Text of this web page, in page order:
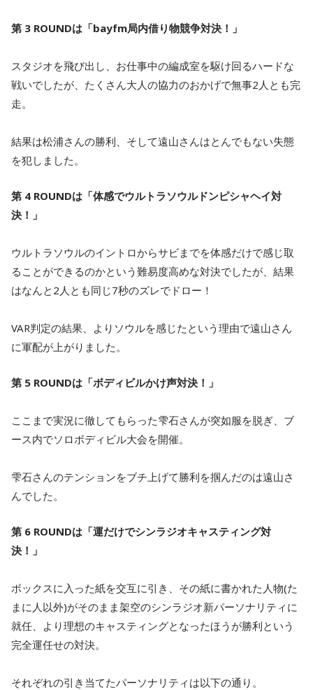
第 3 ROUNDは「bayfm局内借り物競争対決！」
スタジオを飛び出し、お仕事中の編成室を駆け回るハードな
戦いでしたが、たくさん大人の協力のおかげで無事2人とも完
走。
結果は松浦さんの勝利、そして遠山さんはとんでもない失態
を犯しました。
第 4 ROUNDは「体感でウルトラソウルドンピシャヘイ対
決！」
ウルトラソウルのイントロからサビまでを体感だけで感じ取
ることができるのかという難易度高めな対決でしたが、結果
はなんと2人とも同じ7秒のズレでドロー！
VAR判定の結果、よりソウルを感じたという理由で遠山さん
に軍配が上がりました。
第 5 ROUNDは「ボディビルかけ声対決！」
ここまで実況に徹してもらった雫石さんが突如服を脱ぎ、ブ
ース内でソロボディビル大会を開催。
雫石さんのテンションをブチ上げて勝利を掴んだのは遠山さ
んでした。
第 6 ROUNDは「運だけでシンラジオキャスティング対
決！」
ボックスに入った紙を交互に引き、その紙に書かれた人物(た
まに人以外)がそのまま架空のシンラジオ新パーソナリティに
就任、より理想のキャスティングとなったほうが勝利という
完全運任せの対決。
それぞれの引き当てたパーソナリティは以下の通り。